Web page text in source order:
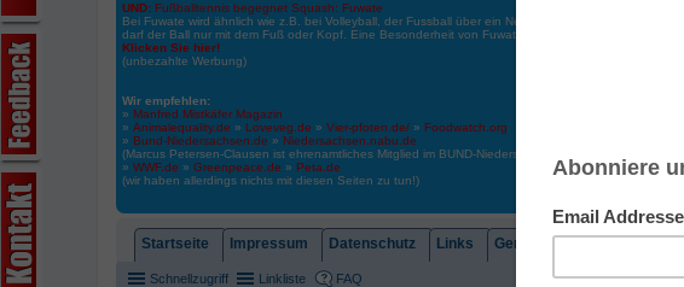
UND: Fußballtennis begegnet Squash: Fuwate
Bei Fuwate wird ähnlich wie z.B. bei Volleyball, der Fussball über ein Netz gespielt. Wichtig: der Ball
darf der Ball nur mit dem Fuß oder Kopf. Eine Besonderheit von Fuwate ist, dass der Ball ähnlich
Klicken Sie hier!
(unbezahlte Werbung)
Wir empfehlen:
» Manfred Mistkäfer Magazin
» Animalequality.de » Loveveg.de » Vier-pfoten.de/ » Foodwatch.org
» Bund-Niedersachsen.de » Niedersachsen.nabu.de
(Marcus Petersen-Clausen ist ehrenamtliches Mitglied im BUND-Niedersachsen und Niedersachsen
» WWF.de » Greenpeace.de » Peta.de
(wir haben allerdings nichts mit diesen Seiten zu tun!)
Startseite Impressum Datenschutz Links Gemeindebrief
Schnellzugriff Linkliste FAQ